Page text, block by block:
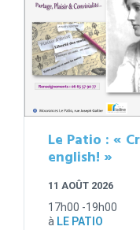
Le Patio : «
english! »
11 AOÛT 2026
17h00 -19h00
à LE PATIO